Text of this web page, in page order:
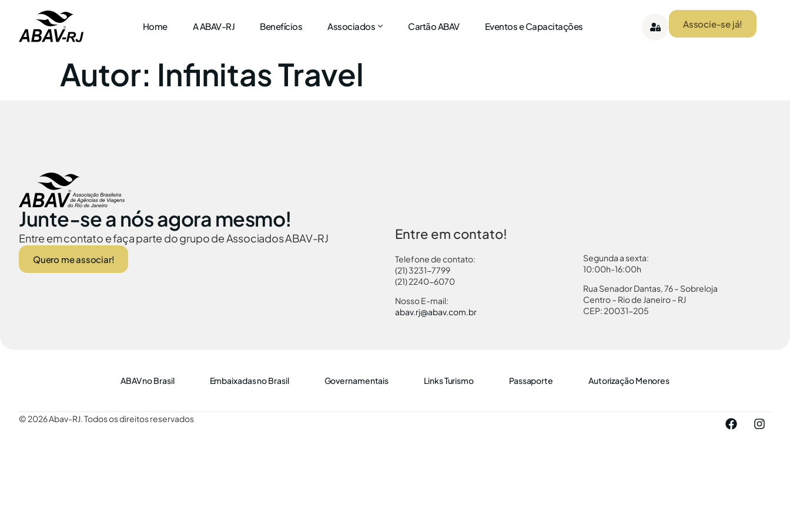
Home A ABAV-RJ Benefícios Associados Cartão ABAV Eventos e Capacitações Associe-se já!
Autor: Infinitas Travel
Junte-se a nós agora mesmo!
Entre em contato e faça parte do grupo de Associados ABAV-RJ
Quero me associar!
Entre em contato!
Telefone de contato:
(21) 3231-7799
(21) 2240-6070
Nosso E-mail:
abav.rj@abav.com.br
Segunda a sexta:
10:00h-16:00h
Rua Senador Dantas, 76 – Sobreloja
Centro – Rio de Janeiro – RJ
CEP: 20031-205
ABAV no Brasil Embaixadas no Brasil Governamentais Links Turismo Passaporte Autorização Menores
© 2026 Abav-RJ. Todos os direitos reservados